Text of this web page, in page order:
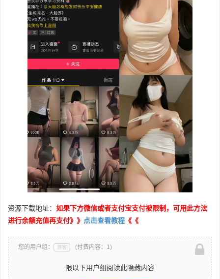
资源下载地址： 如果下方微信或者支付宝支付被限制，可用此方法
进行余额充值再支付》》 点击查看教程 《《
您的用户组： 游客 (付费内容：1)
限以下用户组阅读此隐藏内容